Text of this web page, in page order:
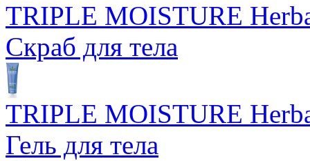
TRIPLE MOISTURE
Скраб для тела
TRIPLE MOISTURE
Гель для тела